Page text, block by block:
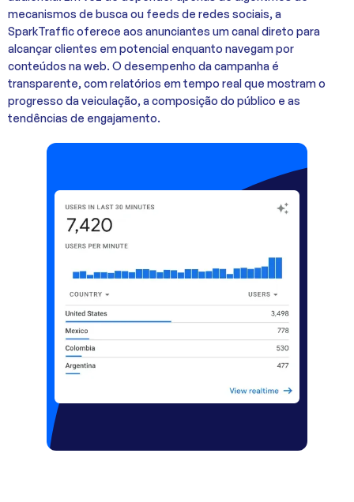
mecanismos de busca ou feeds de redes sociais, a
SparkTraffic oferece aos anunciantes um canal direto para
alcançar clientes em potencial enquanto navegam por
conteúdos na web. O desempenho da campanha é
transparente, com relatórios em tempo real que mostram o
progresso da veiculação, a composição do público e as
tendências de engajamento.